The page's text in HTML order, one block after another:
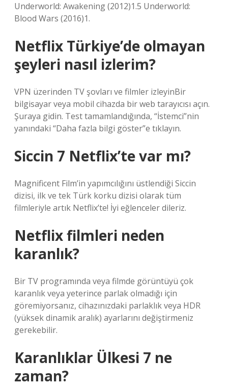
Underworld: Awakening (2012)1.5 Underworld:
Blood Wars (2016)1.
Netflix Türkiye’de olmayan
şeyleri nasıl izlerim?
VPN üzerinden TV şovları ve filmler izleyinBir
bilgisayar veya mobil cihazda bir web tarayıcısı açın.
Şuraya gidin. Test tamamlandığında, “İstemci”nin
yanındaki “Daha fazla bilgi göster”e tıklayın.
Siccin 7 Netflix’te var mı?
Magnificent Film’in yapımcılığını üstlendiği Siccin
dizisi, ilk ve tek Türk korku dizisi olarak tüm
filmleriyle artık Netflix’te! İyi eğlenceler dileriz.
Netflix filmleri neden
karanlık?
Bir TV programında veya filmde görüntüyü çok
karanlık veya yeterince parlak olmadığı için
göremiyorsanız, cihazınızdaki parlaklık veya HDR
(yüksek dinamik aralık) ayarlarını değiştirmeniz
gerekebilir.
Karanlıklar Ülkesi 7 ne
zaman?